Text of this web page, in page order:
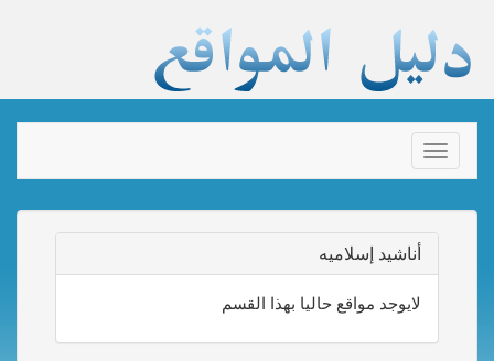
Toggle
navigation
أناشيد إسلاميه
لايوجد مواقع حاليا بهذا القسم